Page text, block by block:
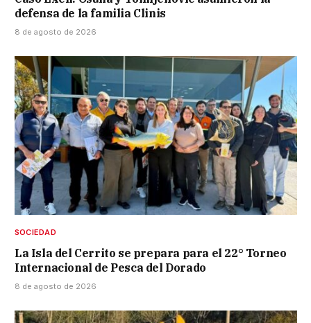
defensa de la familia Clinis
8 de agosto de 2026
SOCIEDAD
La Isla del Cerrito se prepara para el 22° Torneo
Internacional de Pesca del Dorado
8 de agosto de 2026